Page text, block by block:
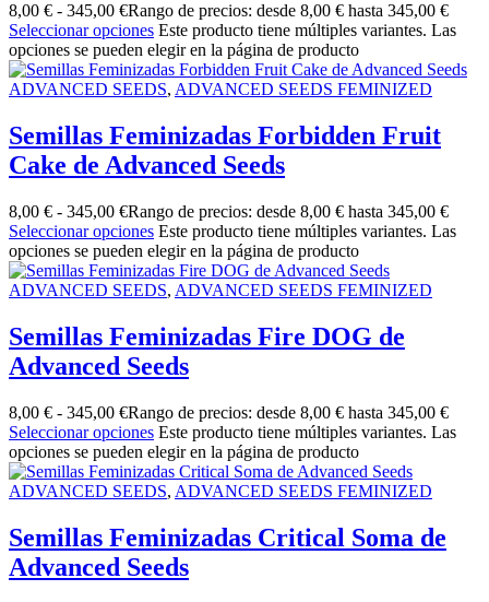
8,00 € - 345,00 €Rango de precios: desde 8,00 € hasta 345,00 €
Seleccionar opciones Este producto tiene múltiples variantes. Las
opciones se pueden elegir en la página de producto
ADVANCED SEEDS, ADVANCED SEEDS FEMINIZED
Semillas Feminizadas Forbidden Fruit
Cake de Advanced Seeds
8,00 € - 345,00 €Rango de precios: desde 8,00 € hasta 345,00 €
Seleccionar opciones Este producto tiene múltiples variantes. Las
opciones se pueden elegir en la página de producto
ADVANCED SEEDS, ADVANCED SEEDS FEMINIZED
Semillas Feminizadas Fire DOG de
Advanced Seeds
8,00 € - 345,00 €Rango de precios: desde 8,00 € hasta 345,00 €
Seleccionar opciones Este producto tiene múltiples variantes. Las
opciones se pueden elegir en la página de producto
ADVANCED SEEDS, ADVANCED SEEDS FEMINIZED
Semillas Feminizadas Critical Soma de
Advanced Seeds